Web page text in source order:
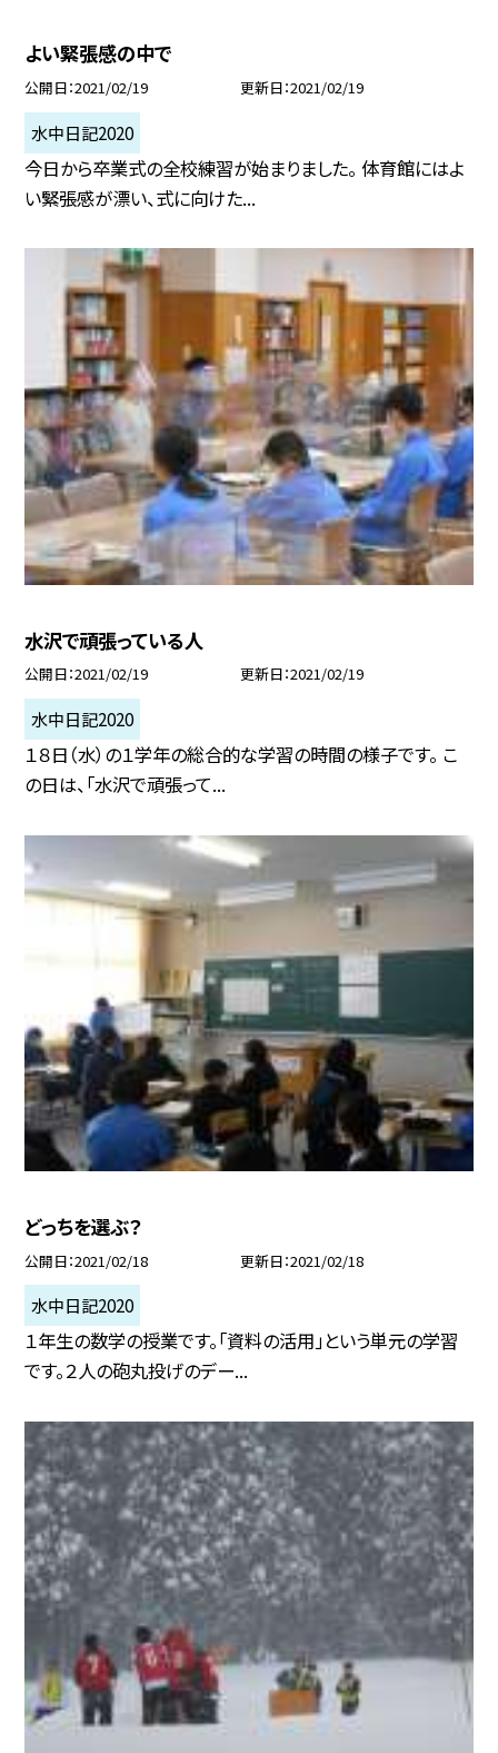
よい緊張感の中で
公開日 2021/02/19 更新日 2021/02/19
水中日記2020
今日から卒業式の全校練習が始まりました。 体育館にはよ
い緊張感が漂い、式に向けた...
水沢で頑張っている人
公開日 2021/02/19 更新日 2021/02/19
水中日記2020
１８日（水）の１学年の総合的な学習の時間の様子です。 こ
の日は、「水沢で頑張って...
どっちを選ぶ？
公開日 2021/02/18 更新日 2021/02/18
水中日記2020
１年生の数学の授業です。「資料の活用」という単元の学習
です。２人の砲丸投げのデー...